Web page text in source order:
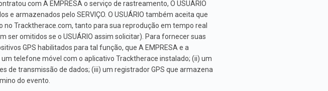
com A EMPRESA o serviço de rastreamento, O USUÁRIO
e armazenados pelo SERVIÇO. O USUÁRIO também aceita que
Tracktherace.com, tanto para sua reprodução em tempo real
omitidos se o USUÁRIO assim solicitar). Para fornecer suas
GPS habilitados para tal função, que A EMPRESA e a
telefone móvel com o aplicativo Tracktherace instalado; (ii) um
de transmissão de dados; (iii) um registrador GPS que armazena
do evento.